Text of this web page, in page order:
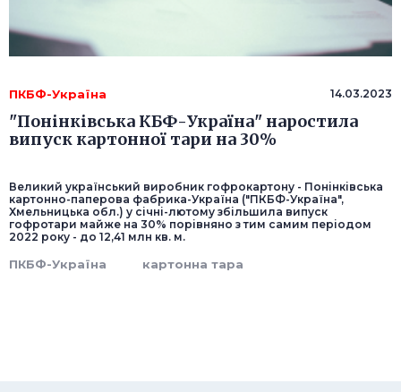
ПКБФ-Україна 14.03.2023
"Понінківська КБФ-Україна" наростила
випуск картонної тари на 30%
Великий український виробник гофрокартону - Понінківська
картонно-паперова фабрика-Україна ("ПКБФ-Україна",
Хмельницька обл.) у січні-лютому збільшила випуск
гофротари майже на 30% порівняно з тим самим періодом
2022 року - до 12,41 млн кв. м.
ПКБФ-Україна картонна тара